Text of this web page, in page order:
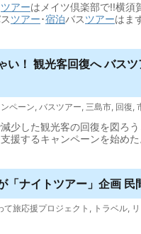
ツアーはメイツ倶楽部で!!横須
ツアー･宿泊バスツアーはま
い！ 観光客回復へ バス
ペーン, バスツアー, 三島市, 回復,
少した観光客の回復を図ろ
援するキャンペーンを始めた
「ナイト ツアー 」企画
て旅応援プロジェクト , トラベル,